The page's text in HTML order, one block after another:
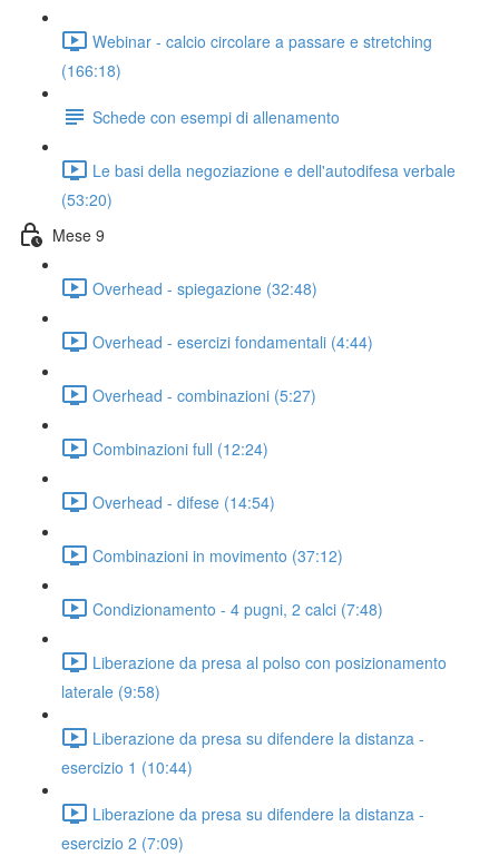
Webinar - calcio circolare a passare e stretching
(166:18)
Schede con esempi di allenamento
Le basi della negoziazione e dell'autodifesa verbale
(53:20)
Mese 9
Overhead - spiegazione (32:48)
Overhead - esercizi fondamentali (4:44)
Overhead - combinazioni (5:27)
Combinazioni full (12:24)
Overhead - difese (14:54)
Combinazioni in movimento (37:12)
Condizionamento - 4 pugni, 2 calci (7:48)
Liberazione da presa al polso con posizionamento
laterale (9:58)
Liberazione da presa su difendere la distanza -
esercizio 1 (10:44)
Liberazione da presa su difendere la distanza -
esercizio 2 (7:09)